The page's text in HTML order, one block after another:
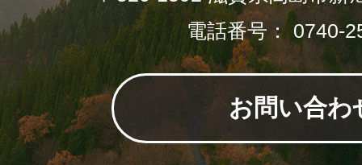
電話番号： 0740-
お問い合わ